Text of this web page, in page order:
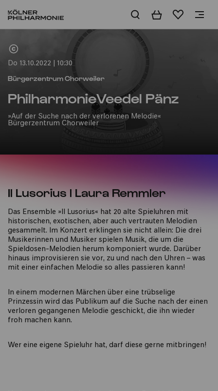
WarenkorbMerkliste
Do 13.10.2022 | 10:30
Bürgerzentrum Chorweiler
PhilharmonieVeedel Pänz
»Auf der Suche nach der verlorenen Melodie«
Bürgerzentrum Chorweiler
Il Lusorius l Laura Remmler
Das Ensemble »Il Lusorius« hat 20 alte Spieluhren mit
historischen, exotischen, aber auch vertrauten Melodien
gesammelt. Im Konzert erklingen sie nicht allein: Die drei
Musikerinnen und Musiker spielen Musik, die um die
Spieldosen-Melodien herum komponiert wurde. Darüber
hinaus improvisieren sie vor, zu und nach den Uhren – was
mit einer einfachen Melodie so alles passieren kann!
In einem modernen Märchen über eine trübselige
Prinzessin wird das Publikum auf die Suche nach der einen
verloren gegangenen Melodie geschickt, die ihn wieder
froh machen kann.
Wer eine eigene Spieluhr hat, darf diese gerne mitbringen!